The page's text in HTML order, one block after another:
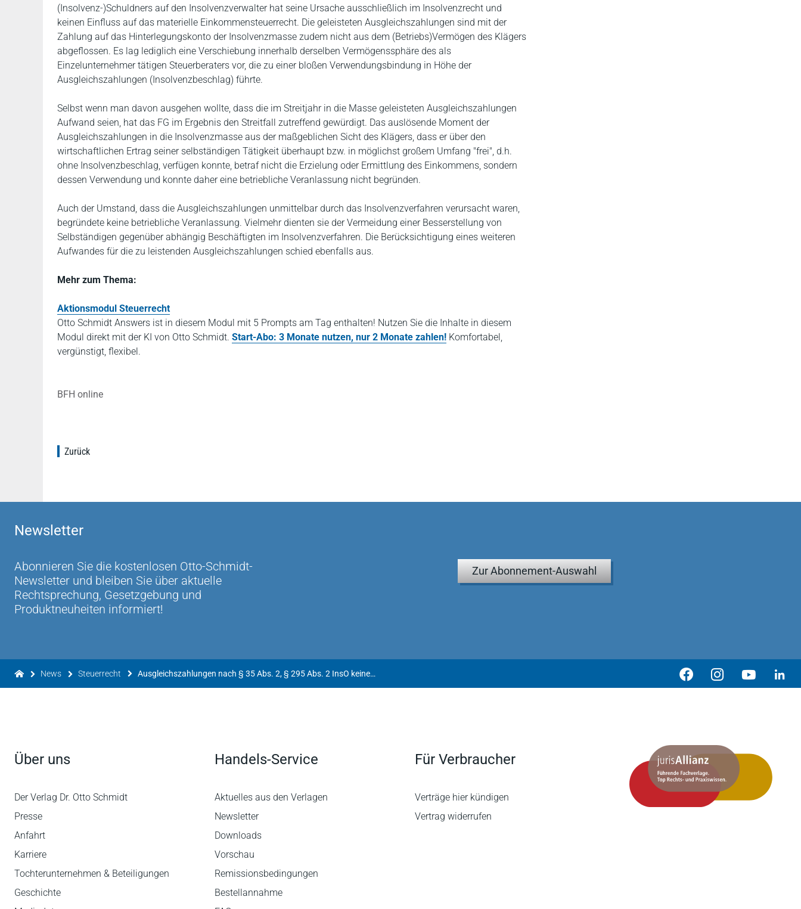
(Insolvenz-)Schuldners auf den Insolvenzverwalter hat seine Ursache ausschließlich im Insolvenzrecht und
keinen Einfluss auf das materielle Einkommensteuerrecht. Die geleisteten Ausgleichszahlungen sind mit der
Zahlung auf das Hinterlegungskonto der Insolvenzmasse zudem nicht aus dem (Betriebs)Vermögen des Klägers
abgeflossen. Es lag lediglich eine Verschiebung innerhalb derselben Vermögenssphäre des als
Einzelunternehmer tätigen Steuerberaters vor, die zu einer bloßen Verwendungsbindung in Höhe der
Ausgleichszahlungen (Insolvenzbeschlag) führte.
Selbst wenn man davon ausgehen wollte, dass die im Streitjahr in die Masse geleisteten Ausgleichszahlungen
Aufwand seien, hat das FG im Ergebnis den Streitfall zutreffend gewürdigt. Das auslösende Moment der
Ausgleichszahlungen in die Insolvenzmasse aus der maßgeblichen Sicht des Klägers, dass er über den
wirtschaftlichen Ertrag seiner selbständigen Tätigkeit überhaupt bzw. in möglichst großem Umfang "frei", d.h.
ohne Insolvenzbeschlag, verfügen konnte, betraf nicht die Erzielung oder Ermittlung des Einkommens, sondern
dessen Verwendung und konnte daher eine betriebliche Veranlassung nicht begründen.
Auch der Umstand, dass die Ausgleichszahlungen unmittelbar durch das Insolvenzverfahren verursacht waren,
begründete keine betriebliche Veranlassung. Vielmehr dienten sie der Vermeidung einer Besserstellung von
Selbständigen gegenüber abhängig Beschäftigten im Insolvenzverfahren. Die Berücksichtigung eines weiteren
Aufwandes für die zu leistenden Ausgleichszahlungen schied ebenfalls aus.
Mehr zum Thema:
Aktionsmodul Steuerrecht
Otto Schmidt Answers ist in diesem Modul mit 5 Prompts am Tag enthalten! Nutzen Sie die Inhalte in diesem
Modul direkt mit der KI von Otto Schmidt. Start-Abo: 3 Monate nutzen, nur 2 Monate zahlen! Komfortabel,
vergünstigt, flexibel.
BFH online
Zurück
Newsletter
Abonnieren Sie die kostenlosen Otto-Schmidt-
Newsletter und bleiben Sie über aktuelle
Rechtsprechung, Gesetzgebung und
Produktneuheiten informiert!
Zur Abonnement-Auswahl
News Steuerrecht Ausgleichszahlungen nach § 35 Abs. 2, § 295 Abs. 2 InsO keine Betriebsausgaben
Über uns
Der Verlag Dr. Otto Schmidt
Presse
Anfahrt
Karriere
Tochterunternehmen & Beteiligungen
Geschichte
Handels-Service
Aktuelles aus den Verlagen
Newsletter
Downloads
Vorschau
Remissionsbedingungen
Bestellannahme
Für Verbraucher
Verträge hier kündigen
Vertrag widerrufen